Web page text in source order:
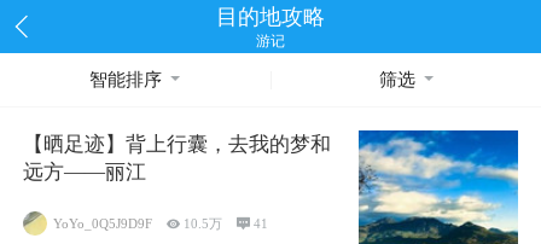
目的地攻略
游记
智能排序 筛选
【晒足迹】背上行囊，去我的梦和
远方——丽江
YoYo_0Q5J9D9F  10.5万 41